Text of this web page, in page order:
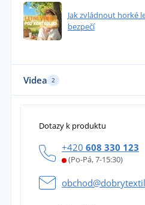
Jak zvládnout horké
bezpečí
Videa 2
Dotazy k produktu
+420 608 330 123
(Po-Pá, 7-15:30)